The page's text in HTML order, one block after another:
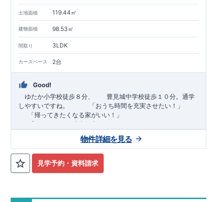
土地面積 119.44㎡
建物面積 98.53㎡
間取り 3LDK
カースペース 2台
Good!
ゆたか小学校徒歩８分、 豊見城中学校徒歩１０分。通学
しやすいですね。
「おうち時間を充実させたい！」
「帰ってきたくなる家がいい！」
「おしゃれなら建売住宅もありかも！」
TEL:098-860-2201（火・水曜日定休日、年末年始休み）
■オプションではありません！全棟標準搭載
ム・ガス衣類乾燥機・食洗器・宅配ボックス・玄関電子キー・
成材にヒノキを使用しております！
見学予約・資料請求
物件詳細を見る